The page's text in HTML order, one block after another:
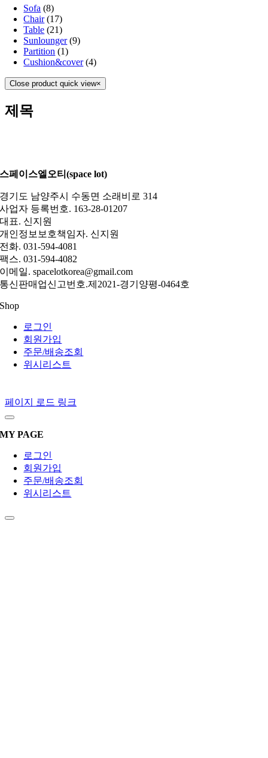
Sofa (8)
Chair (17)
Table (21)
Sunlounger (9)
Partition (1)
Cushion&cover (4)
Close product quick view×
제목
스페이스엘오티(space lot)
경기도 남양주시 수동면 소래비로 314
사업자 등록번호. 163-28-01207
대표. 신지원
개인정보보호책임자. 신지원
전화. 031-594-4081
팩스. 031-594-4082
이메일. spacelotkorea@gmail.com
통신판매업신고번호.제2021-경기양평-0464호
Shop
로그인
회원가입
주문/배송조회
위시리스트
페이지 로드 링크
MY PAGE
로그인
회원가입
주문/배송조회
위시리스트